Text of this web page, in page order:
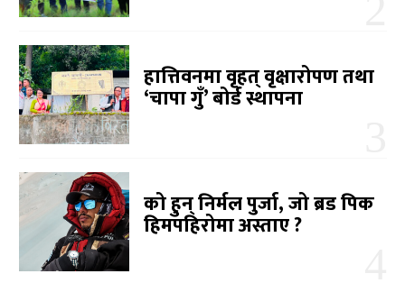
हात्तिवनमा वृहत् वृक्षारोपण तथा
‘चापा गुँ’ बोर्ड स्थापना
को हुन् निर्मल पुर्जा, जो ब्रड पिक
हिमपहिरोमा अस्ताए ?